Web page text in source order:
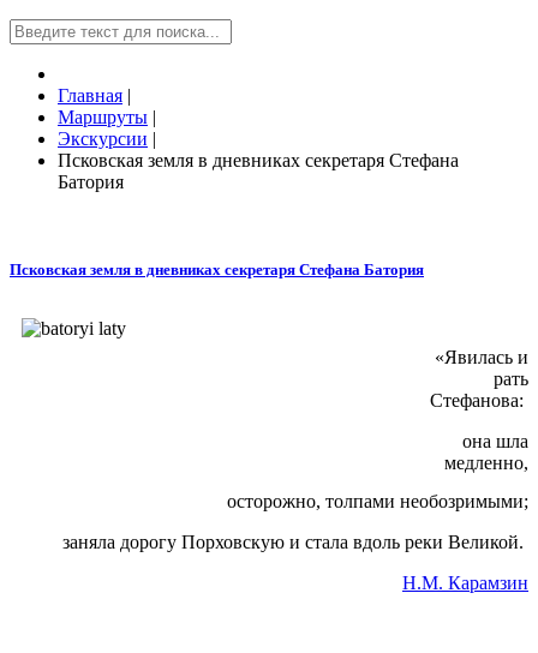
Главная |
Маршруты |
Экскурсии |
Псковская земля в дневниках секретаря Стефана
Батория
Псковская земля в дневниках секретаря Стефана Батория
«Явилась и
рать
Стефанова:
она шла
медленно,
осторожно, толпами необозримыми;
заняла дорогу Порховскую и стала вдоль реки Великой.
Н.М. Карамзин